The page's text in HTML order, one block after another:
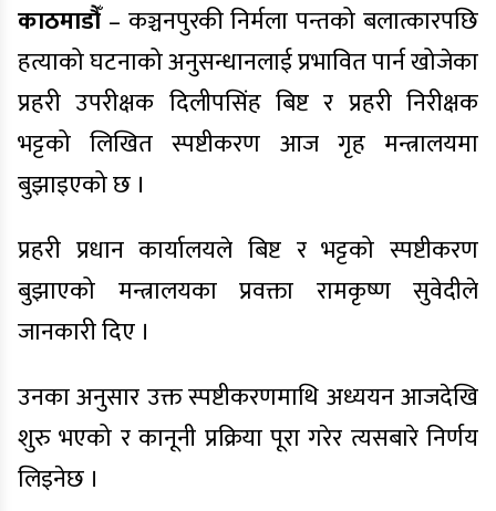
काठमाडौँ– कञ्चनपुरकी निर्मला पन्तको बलात्कारपछि
हत्याको घटनाको अनुसन्धानलाई प्रभावित पार्न खोजेका
प्रहरी उपरीक्षक दिलीपसिंह बिष्ट र प्रहरी निरीक्षक
भट्टको लिखित स्पष्टीकरण आज गृह मन्त्रालयमा
बुझाइएको छ ।
प्रहरी प्रधान कार्यालयले बिष्ट र भट्टको स्पष्टीकरण
बुझाएको मन्त्रालयका प्रवक्ता रामकृष्ण सुवेदीले
जानकारी दिए ।
उनका अनुसार उक्त स्पष्टीकरणमाथि अध्ययन आजदेखि
शुरु भएको र कानूनी प्रक्रिया पूरा गरेर त्यसबारे निर्णय
लिइनेछ ।